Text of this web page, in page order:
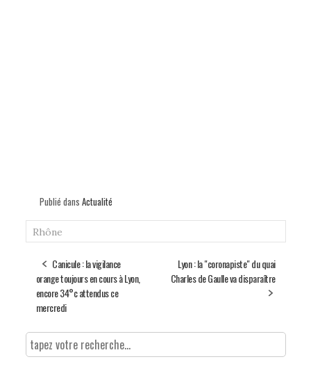
Publié dans Actualité
Rhône
Canicule : la vigilance
orange toujours en cours à Lyon,
encore 34°c attendus ce
mercredi
Lyon : la "coronapiste" du quai
Charles de Gaulle va disparaître